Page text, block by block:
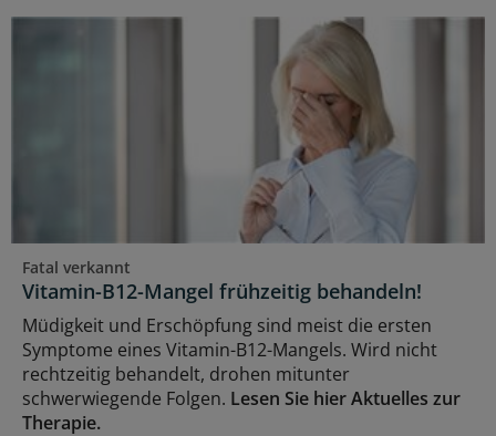
Fatal verkannt
Vitamin-B12-Mangel frühzeitig behandeln!
Müdigkeit und Erschöpfung sind meist die ersten
Symptome eines Vitamin-B12-Mangels. Wird nicht
rechtzeitig behandelt, drohen mitunter
schwerwiegende Folgen. Lesen Sie hier Aktuelles zur
Therapie.